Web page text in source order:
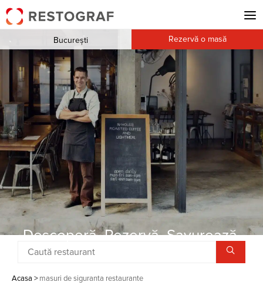
Descoperă. Rezervă. Savurează.
București Rezervă o masă
Acasa > masuri de siguranta restaurante